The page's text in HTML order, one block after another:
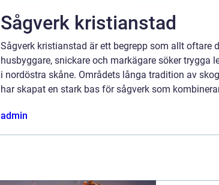
Sågverk kristianstad
Sågverk kristianstad är ett begrepp som allt oftare
husbyggare, snickare och markägare söker trygga
i nordöstra skåne. Områdets långa tradition av
har skapat en stark bas för sågverk som
run...
admin